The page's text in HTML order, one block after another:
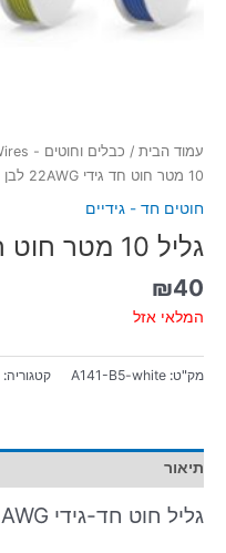
עמוד הבית / כבלים וחוטים - Cables and Wires
10 מטר חוט חד גידי 22AWG לבן
חוטים חד - גידיים
גליל 10 מטר חוט חד גידי 22AWG לבן
₪40
המלאי אזל
מק"ט: A141-B5-white קטגוריה:
תיאור
גליל חוט חד-גידי 22AWG באורך 8 מטר – לבן